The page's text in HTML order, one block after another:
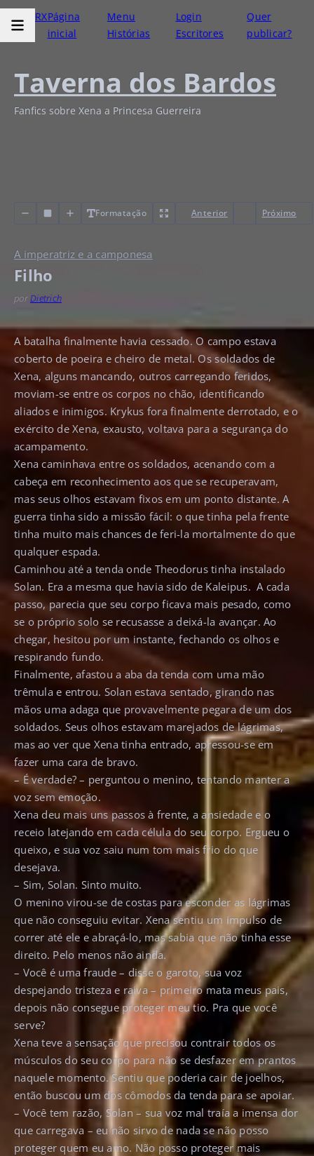
RXPágina
inicial
Menu
Histórias
Login
Escritores
Quer
publicar?
Taverna dos Bardos
Fanfics sobre Xena a Princesa Guerreira
Formatação Anterior Próximo
A imperatriz e a camponesa
Filho
porDietrich
A batalha finalmente havia cessado. O campo estava
coberto de poeira e cheiro de metal. Os soldados de
Xena, alguns mancando, outros carregando feridos,
moviam-se entre os corpos no chão, identificando
aliados e inimigos. Krykus fora finalmente derrotado, e o
exército de Xena, exausto, voltava para a segurança do
acampamento.
Xena caminhava entre os soldados, acenando com a
cabeça em reconhecimento aos que se recuperavam,
mas seus olhos estavam fixos em um ponto distante. A
guerra tinha sido a missão fácil: o que tinha pela frente
tinha muito mais chances de feri-la mortalmente do que
qualquer espada.
Caminhou até a tenda onde Theodorus tinha instalado
Solan. Era a mesma que havia sido de Kaleipus. A cada
passo, parecia que seu corpo ficava mais pesado, como
se o próprio solo se recusasse a deixá-la avançar. Ao
chegar, hesitou por um instante, fechando os olhos e
respirando fundo.
Finalmente, afastou a aba da tenda com uma mão
trêmula e entrou. Solan estava sentado, girando nas
mãos uma adaga que provavelmente pegara de um dos
soldados. Seus olhos estavam marejados de lágrimas,
mas ao ver que Xena tinha entrado, apressou-se em
fazer uma cara de bravo.
– É verdade? – perguntou o menino, tentando manter a
voz sem emoção.
Xena deu mais uns passos à frente, a ansiedade e o
receio latejando em cada célula do seu corpo. Ergueu o
queixo, e sua voz saiu num tom mais frio do que
desejava.
– Sim, Solan. Sinto muito.
O menino virou-se de costas para esconder as lágrimas
que não conseguiu evitar. Xena sentiu um impulso de
correr até ele e abraçá-lo, mas sabia que não tinha esse
direito. Pelo menos não ainda.
– Você é uma fraude – disse o garoto, sua voz
despejando tristeza e raiva – primeiro mata meus pais,
depois não consegue proteger meu tio. Pra que você
serve?
Xena teve a sensação que precisou contrair todos os
músculos do seu corpo para não se desfazer em prantos
naquele momento. Sentiu que poderia cair de joelhos,
então buscou um dos cômodos da tenda para se apoiar.
– Você tem razão, Solan – sua voz mal traía a imensa dor
que carregava – eu não sirvo de nada se não posso
proteger quem eu amo. Não posso proteger mais